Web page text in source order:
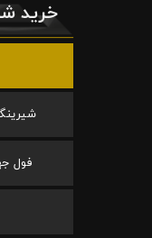
خرید
فول